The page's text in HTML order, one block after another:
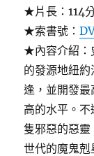
★片長：114
★索書號：
★內容介紹：
的發源地紐
逢，並開發
高的水平。
隻邪惡的惡
世代的魔鬼